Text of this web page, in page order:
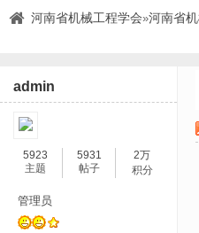
河南省机械工程学会»河南省
admin
5923
主题
5931
帖子
2万
积分
管理员